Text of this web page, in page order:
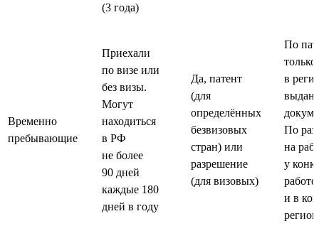
(3 года)
Временно
пребывающие
Приехали
по визе или
без визы.
Могут
находиться
в РФ
не более
90 дней
каждые 180
дней в году
Да, патент
(для
определённых
безвизовых
стран) или
разрешение
(для визовых)
По
только
в
выдан
По
на
у
и в